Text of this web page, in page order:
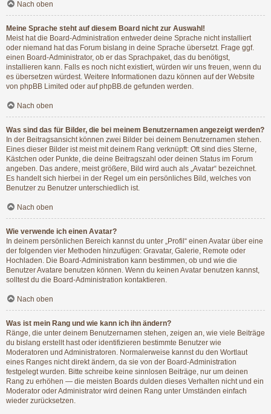
Nach oben
Meine Sprache steht auf diesem Board nicht zur Auswahl!
Meist hat die Board-Administration entweder deine Sprache nicht installiert
oder niemand hat das Forum bislang in deine Sprache übersetzt. Frage ggf.
einen Board-Administrator, ob er das Sprachpaket, das du benötigst,
installieren kann. Falls es noch nicht existiert, würden wir uns freuen, wenn du
es übersetzen würdest. Weitere Informationen dazu können auf der Website
von phpBB Limited oder aufphpBB.de gefunden werden.
Nach oben
Was sind das für Bilder, die bei meinem Benutzernamen angezeigt werden?
In der Beitragsansicht können zwei Bilder bei deinem Benutzernamen stehen.
Eines dieser Bilder ist meist mit deinem Rang verknüpft: Oft sind dies Sterne,
Kästchen oder Punkte, die deine Beitragszahl oder deinen Status im Forum
angeben. Das andere, meist größere, Bild wird auch als „Avatar“ bezeichnet.
Es handelt sich hierbei in der Regel um ein persönliches Bild, welches von
Benutzer zu Benutzer unterschiedlich ist.
Nach oben
Wie verwende ich einen Avatar?
In deinem persönlichen Bereich kannst du unter „Profil“ einen Avatar über eine
der folgenden vier Methoden hinzufügen: Gravatar, Galerie, Remote oder
Hochladen. Die Board-Administration kann bestimmen, ob und wie die
Benutzer Avatare benutzen können. Wenn du keinen Avatar benutzen kannst,
solltest du die Board-Administration kontaktieren.
Nach oben
Was ist mein Rang und wie kann ich ihn ändern?
Ränge, die unter deinem Benutzernamen stehen, zeigen an, wie viele Beiträge
du bislang erstellt hast oder identifizieren bestimmte Benutzer wie
Moderatoren und Administratoren. Normalerweise kannst du den Wortlaut
eines Ranges nicht direkt ändern, da sie von der Board-Administration
festgelegt wurden. Bitte schreibe keine sinnlosen Beiträge, nur um deinen
Rang zu erhöhen — die meisten Boards dulden dieses Verhalten nicht und ein
Moderator oder Administrator wird deinen Rang unter Umständen einfach
wieder zurücksetzen.